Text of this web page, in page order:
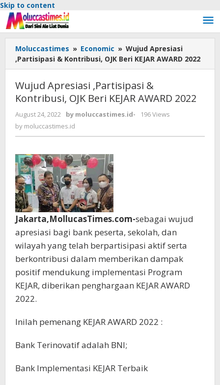
Skip to content
Moluccastimes » Economic » Wujud Apresiasi
,Partisipasi & Kontribusi, OJK Beri KEJAR AWARD 2022
Wujud Apresiasi ,Partisipasi &
Kontribusi, OJK Beri KEJAR AWARD 2022
August 24, 2022 by moluccastimes.id-
196 Views
by moluccastimes.id
Jakarta,MollucasTimes.com-sebagai wujud
apresiasi bagi bank peserta, sekolah, dan
wilayah yang telah berpartisipasi aktif serta
berkontribusi dalam memberikan dampak
positif mendukung implementasi Program
KEJAR, diberikan penghargaan KEJAR AWARD
2022.
Inilah pemenang KEJAR AWARD 2022 :
Bank Terinovatif adalah BNI;
Bank Implementasi KEJAR Terbaik